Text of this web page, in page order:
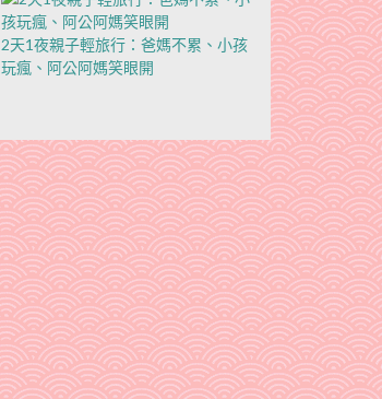
2天1夜親子輕旅行：爸媽不累、小孩
玩瘋、阿公阿媽笑眼開